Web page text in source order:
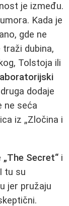
je između.
Kada je
gde ne
dubina,
Tolstoja ili
dodaje
ne seća
iz „Zločina i
„The Secret“ i
tu su
jer pružaju